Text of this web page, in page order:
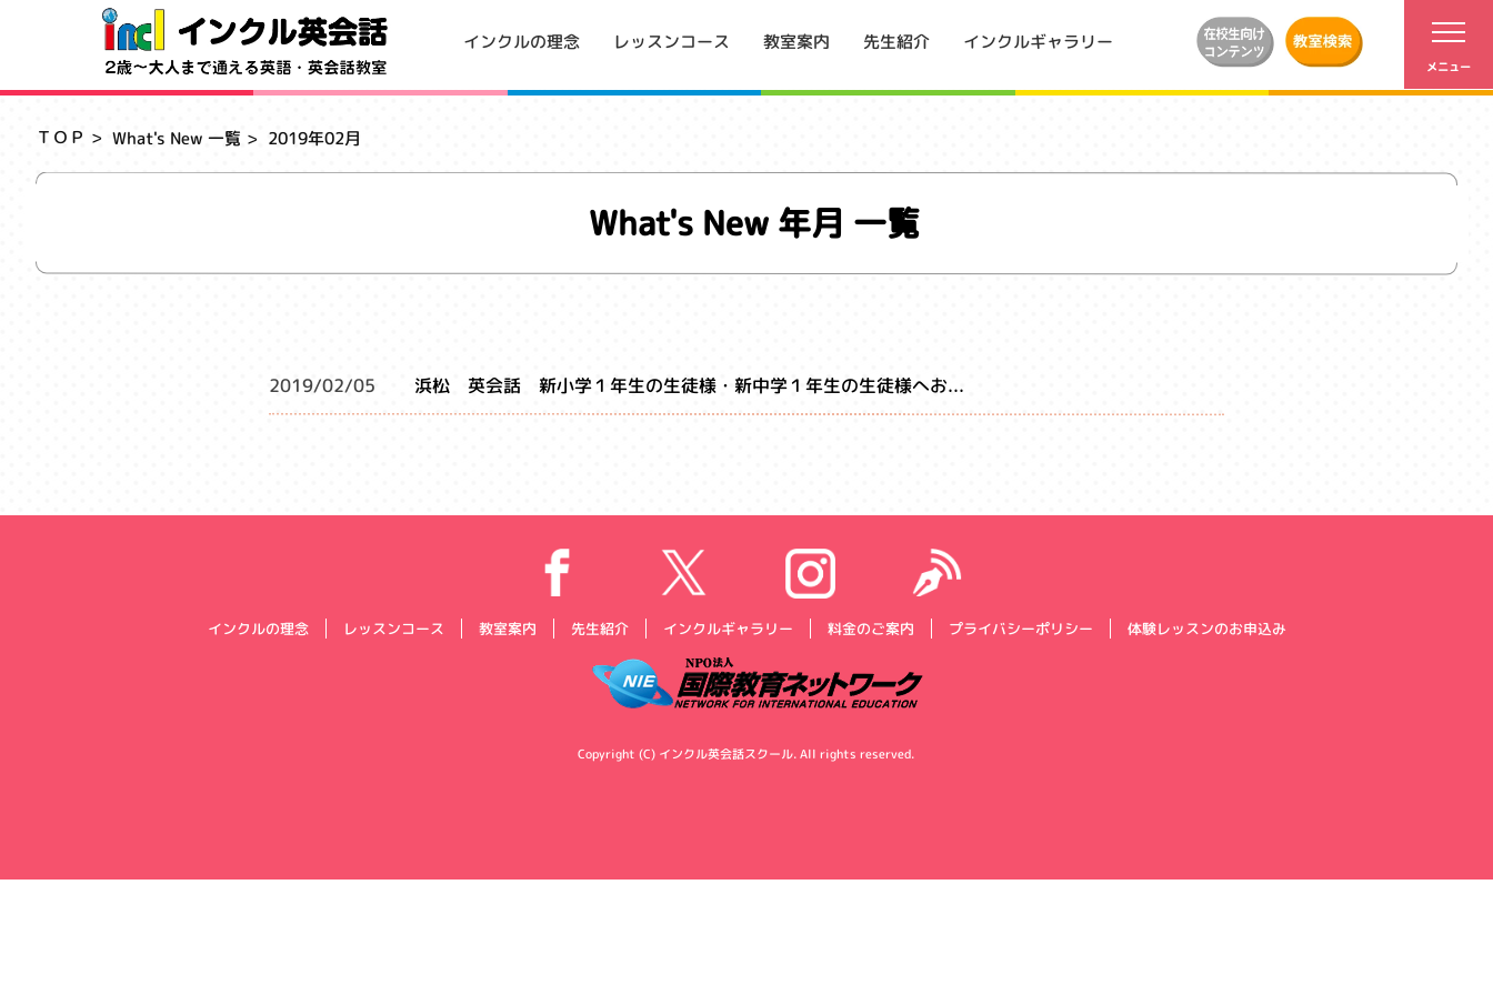
インクルの理念 レッスンコース 教室案内 先生紹介 インクルギャラリー
ＴＯＰ What's New 一覧 2019年02月
What's New 年月 一覧
2019/02/05 浜松 英会話 新小学１年生の生徒様・新中学１年生の生徒様へお...
インクルの理念 レッスンコース 教室案内 先生紹介 インクルギャラリー 料金のご案内 プライバシーポリシー 体験レッスンのお申込み
Copyright (C) インクル英会話スクール. All rights reserved.